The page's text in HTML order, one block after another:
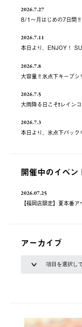
2026.7.27
8/1～月はじめの7日間
2026.7.11
本日より、ENJOY！
2026.7.8
大容量‼️氷点下キープシ
2026.7.5
大雨降る日こそ❗️レイ
2026.7.3
本日より、氷点下パック
開催中のイベン
2026.07.25
【福岡店限定】夏本番
アーカイブ